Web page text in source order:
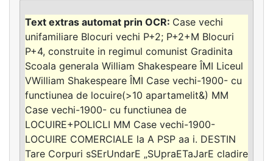
Case vechi
unifamiliare Blocuri vechi P+2; P+2+M Blocuri
P+4, construite in regimul comunist Gradinita
Scoala generala William Shakespeare ÎMI Liceul
VWilliam Shakespeare ÎMI Case vechi-1900- cu
functiunea de locuire(>10 apartamelit&) MM
Case vechi-1900- cu functiunea de
LOCUIRE+POLICLI MM Case vechi-1900-
LOCUIRE COMERCIALE la A PSP aa i. DESTIN
Tare Corpuri sSErUndarE „SUpraETaJarE cladire